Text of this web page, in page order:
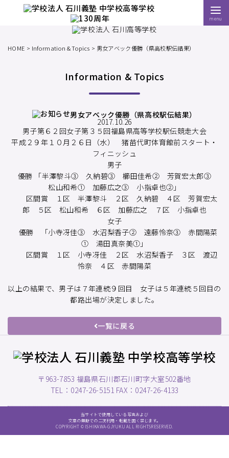
menu
HOME Information & Topics 男女アベック優勝（県高校駅伝結果）
Information & Topics
男女アベック優勝（県高校駅伝結果）
2017.10.26
男子第６２回女子第３５回福島県高等学校駅伝競走大会
平成２９年１０月２６日（水） 猪苗代町体育館前スタート・
フィニッシュ
男子
優勝 「半澤黎斗③ 久納碧③ 櫛田佳希② 芳賀宏太郎③
松山和希① 加藤広之③ 小指卓也②」
区間賞 １区 半澤黎斗 ２区 久納碧 ４区 芳賀宏太
郎 ５区 松山和希 ６区 加藤広之 ７区 小指卓也
女子
優勝 「小寺冴佳③ 水沼梨香子② 遠藤怜奈③ 赤間陽菜
① 湯田真奈美①」
区間賞 １区 小寺冴佳 ２区 水沼梨香子 ３区 渡辺
怜奈 ４区 赤間陽菜
以上の結果で、男子は７年連続９回目 女子は５年連続５回目の
都路出場が決定しました。
一覧に戻る
〒963-7853 福島県石川郡石川町字大室502番地
TEL：0247-26-5151 FAX：0247-26-4133
当サイトで使用している写真および
文章の無断での二次利用・転載を固く禁じます。
COPYRIGHT © ISHIKAWA-GJYUKU ALL RIGHTSRESERVED.